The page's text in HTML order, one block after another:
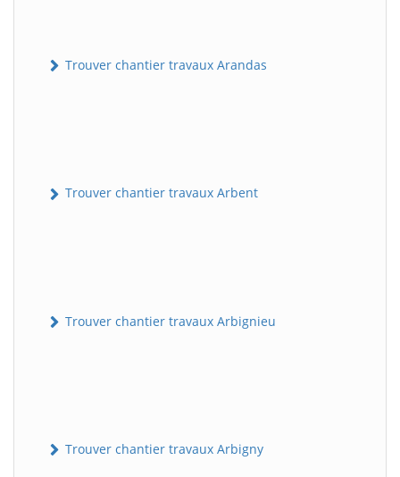
Trouver chantier travaux Arandas
Trouver chantier travaux Arbent
Trouver chantier travaux Arbignieu
Trouver chantier travaux Arbigny